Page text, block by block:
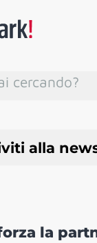
cercando?
alla
la